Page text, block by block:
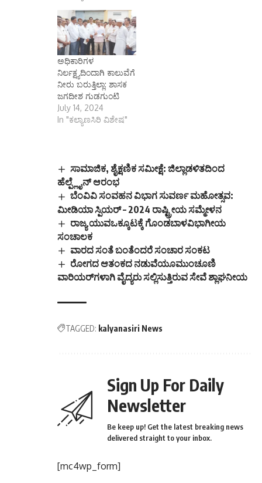
ಅಧಿಕಾರಿಗಳ
ನಿರ್ಲಕ್ಷ್ಯದಿಂದಾಗಿ ಕಾಲುವೆಗೆ
ನೀರು ಬರುತ್ತಿಲ್ಲಾ: ಶಾಸಕ
ಜಗದೀಶ ಗುಡಗುಂಟಿ
July 14, 2024
In "ಕಲ್ಯಾಣಸಿರಿ ವಿಶೇಷ"
ಸಾಮಾಜಿಕ, ಶೈಕ್ಷಣಿಕ ಸಮೀಕ್ಷೆ: ಜಿಲ್ಲಾಡಳಿತದಿಂದ
ಹೆಲ್ಪ್ಲೈನ್ ಆರಂಭ
ಬೆಂವಿವಿ ಸಂವಹನ ವಿಭಾಗ ಸುವರ್ಣ ಮಹೋತ್ಸವ:
ಮೀಡಿಯಾ ಸ್ಪಿಯರ್ – 2024 ರಾಷ್ಟ್ರೀಯ ಸಮ್ಮೇಳನ
ರಾಜ್ಯ ಯುವಒಕ್ಕೂಟಕ್ಕೆ ಗೊಂಡಬಾಳವಿಭಾಗೀಯ
ಸಂಚಾಲಕ
ವಾರದ ಸಂತೆ ಬಂತೆಂದರೆ ಸಂಚಾರ ಸಂಕಟ
ರೋಗದ ಆತಂಕದ ನಡುವೆಯೂಮುಂಚೂಣಿ
ವಾರಿಯರ್‌ಗಳಾಗಿ ವೈದ್ಯರು ಸಲ್ಲಿಸುತ್ತಿರುವ ಸೇವೆ ಶ್ಲಾಘನೀಯ
TAGGED: kalyanasiri News
Sign Up For Daily
Newsletter
Be keep up! Get the latest breaking news
delivered straight to your inbox.
[mc4wp_form]